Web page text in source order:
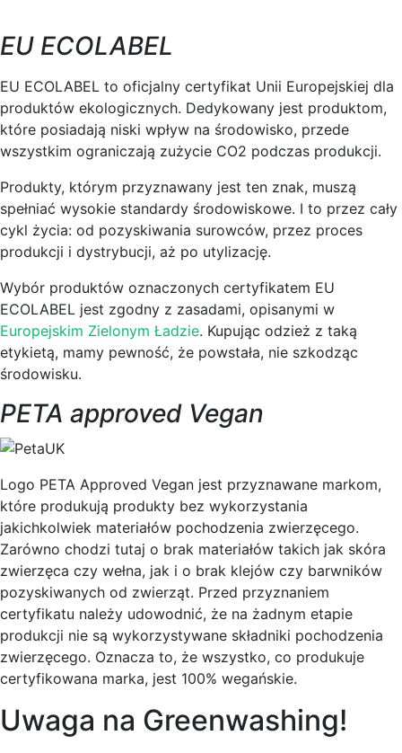
EU ECOLABEL
EU ECOLABEL to oficjalny certyfikat Unii Europejskiej dla
produktów ekologicznych. Dedykowany jest produktom,
które posiadają niski wpływ na środowisko, przede
wszystkim ograniczają zużycie CO2 podczas produkcji.
Produkty, którym przyznawany jest ten znak, muszą
spełniać wysokie standardy środowiskowe. I to przez cały
cykl życia: od pozyskiwania surowców, przez proces
produkcji i dystrybucji, aż po utylizację.
Wybór produktów oznaczonych certyfikatem EU
ECOLABEL jest zgodny z zasadami, opisanymi w
Europejskim Zielonym Ładzie. Kupując odzież z taką
etykietą, mamy pewność, że powstała, nie szkodząc
środowisku.
PETA approved Vegan
Logo PETA Approved Vegan jest przyznawane markom,
które produkują produkty bez wykorzystania
jakichkolwiek materiałów pochodzenia zwierzęcego.
Zarówno chodzi tutaj o brak materiałów takich jak skóra
zwierzęca czy wełna, jak i o brak klejów czy barwników
pozyskiwanych od zwierząt. Przed przyznaniem
certyfikatu należy udowodnić, że na żadnym etapie
produkcji nie są wykorzystywane składniki pochodzenia
zwierzęcego. Oznacza to, że wszystko, co produkuje
certyfikowana marka, jest 100% wegańskie.
Uwaga na Greenwashing!